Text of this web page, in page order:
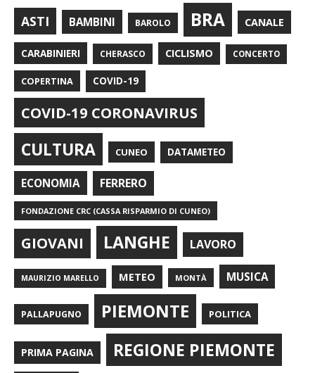
ASTI BAMBINI BAROLO BRA CANALE
CARABINIERI CHERASCO CICLISMO CONCERTO
COPERTINA COVID-19
COVID-19 CORONAVIRUS
CULTURA CUNEO DATAMETEO
ECONOMIA FERRERO
FONDAZIONE CRC (CASSA RISPARMIO DI CUNEO)
GIOVANI LANGHE LAVORO
MAURIZIO MARELLO METEO MONTÀ MUSICA
PALLAPUGNO PIEMONTE POLITICA
PRIMA PAGINA REGIONE PIEMONTE